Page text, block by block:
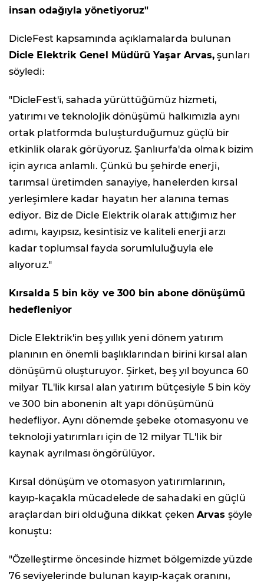
insan odağıyla yönetiyoruz"
DicleFest kapsamında açıklamalarda bulunan
Dicle Elektrik Genel Müdürü Yaşar Arvas, şunları
söyledi:
"DicleFest'i, sahada yürüttüğümüz hizmeti,
yatırımı ve teknolojik dönüşümü halkımızla aynı
ortak platformda buluşturduğumuz güçlü bir
etkinlik olarak görüyoruz. Şanlıurfa'da olmak bizim
için ayrıca anlamlı. Çünkü bu şehirde enerji,
tarımsal üretimden sanayiye, hanelerden kırsal
yerleşimlere kadar hayatın her alanına temas
ediyor. Biz de Dicle Elektrik olarak attığımız her
adımı, kayıpsız, kesintisiz ve kaliteli enerji arzı
kadar toplumsal fayda sorumluluğuyla ele
alıyoruz."
Kırsalda 5 bin köy ve 300 bin abone dönüşümü
hedefleniyor
Dicle Elektrik'in beş yıllık yeni dönem yatırım
planının en önemli başlıklarından birini kırsal alan
dönüşümü oluşturuyor. Şirket, beş yıl boyunca 60
milyar TL'lik kırsal alan yatırım bütçesiyle 5 bin köy
ve 300 bin abonenin alt yapı dönüşümünü
hedefliyor. Aynı dönemde şebeke otomasyonu ve
teknoloji yatırımları için de 12 milyar TL'lik bir
kaynak ayrılması öngörülüyor.
Kırsal dönüşüm ve otomasyon yatırımlarının,
kayıp-kaçakla mücadelede de sahadaki en güçlü
araçlardan biri olduğuna dikkat çekenArvas şöyle
konuştu:
"Özelleştirme öncesinde hizmet bölgemizde yüzde
76 seviyelerinde bulunan kayıp-kaçak oranını,